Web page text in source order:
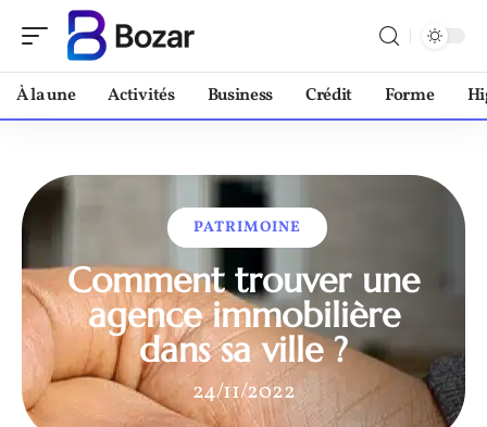
À la une Activités Business Crédit Forme
PATRIMOINE
Comment trouver une
agence immobilière
dans sa ville ?
24/11/2022